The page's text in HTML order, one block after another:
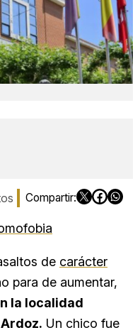
de carácter
para de aumentar,
la localidad
Un chico fue